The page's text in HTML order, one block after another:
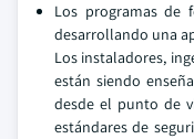
Los programas de
desarrollando una
Los instaladores,
están siendo
desde el punto de
estándares de